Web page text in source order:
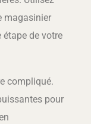
magasinier
de votre
compliqué.
pour